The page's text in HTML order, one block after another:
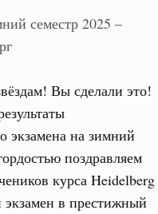
семестр 2025 –
Вы сделали это!
экзамена на зимний
поздравляем
курса Heidelberg
в престижный